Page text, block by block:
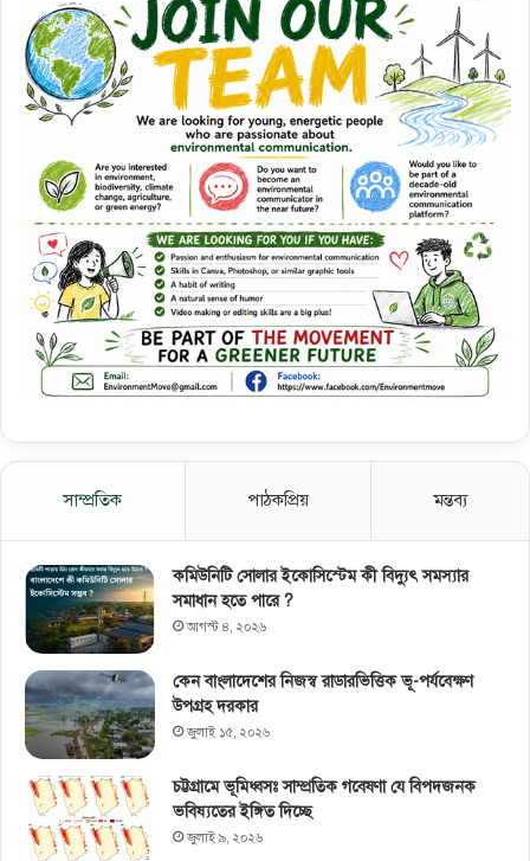
সাম্প্রতিক পাঠকপ্রিয় মন্তব্য
কমিউনিটি সোলার ইকোসিস্টেম কী বিদ্যুৎ সমস্যার
সমাধান হতে পারে ?
আগস্ট ৪, ২০২৬
কেন বাংলাদেশের নিজস্ব রাডারভিত্তিক ভূ-পর্যবেক্ষণ
উপগ্রহ দরকার
জুলাই ১৫, ২০২৬
চট্টগ্রামে ভূমিধ্বসঃ সাম্প্রতিক গবেষণা যে বিপদজনক
ভবিষ্যতের ইঙ্গিত দিচ্ছে
জুলাই ৯, ২০২৬